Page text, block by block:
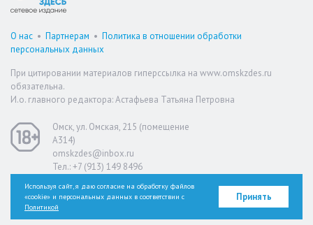
О нас • Партнерам • Политика в отношении обработки
персональных данных
При цитировании материалов гиперссылка на www.omskzdes.ru
обязательна.
И.о. главного редактора: Астафьева Татьяна Петровна
Омск, ул. Омская, 215 (помещение
А314)
omskzdes@inbox.ru
Тел.: +7 (913) 149 8496
Версия для слабовидящих
Используя сайт, я даю согласие на обработку файлов
«cookie» и персональных данных в соответствии с
Политикой
Принять